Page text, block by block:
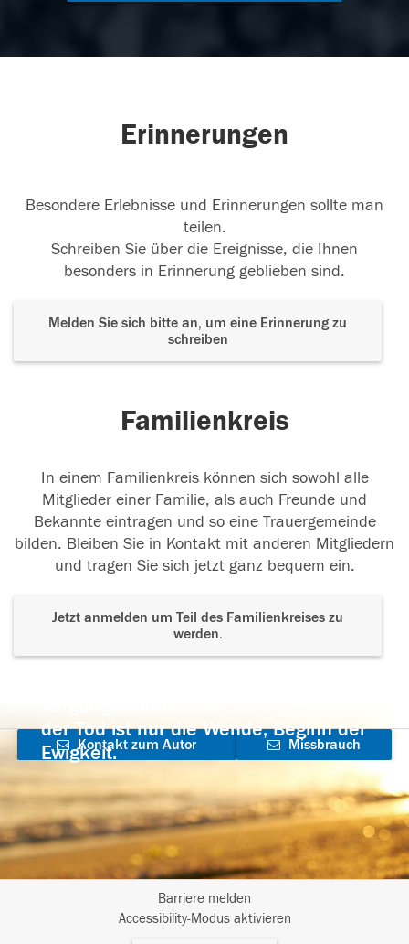
Erinnerungen
Besondere Erlebnisse und Erinnerungen sollte man
teilen.
Schreiben Sie über die Ereignisse, die Ihnen
besonders in Erinnerung geblieben sind.
Melden Sie sich bitte an, um eine Erinnerung zu
schreiben
Familienkreis
In einem Familienkreis können sich sowohl alle
Mitglieder einer Familie, als auch Freunde und
Bekannte eintragen und so eine Trauergemeinde
bilden. Bleiben Sie in Kontakt mit anderen Mitgliedern
und tragen Sie sich jetzt ganz bequem ein.
Jetzt anmelden um Teil des Familienkreises zu
werden.
der Tod ist nur die Wende, Beginn der
Ewigkeit.
Kontakt zum Autor
aufnehmen
Missbrauch
Barriere melden
Accessibility-Modus aktivieren